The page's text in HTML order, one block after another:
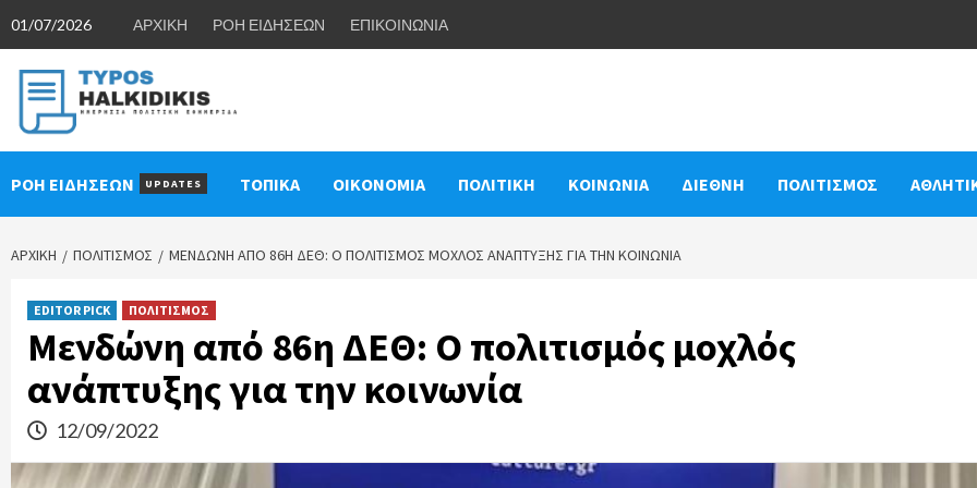
content
01/07/2026 ΑΡΧΙΚΗ ΡΟΗ ΕΙΔΗΣΕΩΝ ΕΠΙΚΟΙΝΩΝΙΑ
ΡΟΗ ΕΙΔΗΣΕΩΝ UPDATES ΤΟΠΙΚΑ ΟΙΚΟΝΟΜΙΑ ΠΟΛΙΤΙΚΗ ΚΟΙΝΩΝΙΑ ΔΙΕΘΝΗ ΠΟΛΙΤΙΣΜΟΣ
ΑΡΧΙΚΉ ΠΟΛΙΤΙΣΜΟΣ ΜΕΝΔΏΝΗ ΑΠΌ 86Η ΔΕΘ: Ο ΠΟΛΙΤΙΣΜΌΣ ΜΟΧΛΌΣ ΑΝΆΠΤΥΞΗΣ ΓΙΑ ΤΗΝ ΚΟΙΝΩΝΊΑ
EDITOR PICK ΠΟΛΙΤΙΣΜΟΣ
Μενδώνη από 86η ΔΕΘ: Ο πολιτισμός μοχλός
ανάπτυξης για την κοινωνία
12/09/2022